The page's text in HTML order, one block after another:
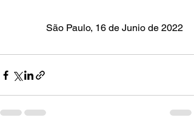
São Paulo, 16 de Junio de 2022